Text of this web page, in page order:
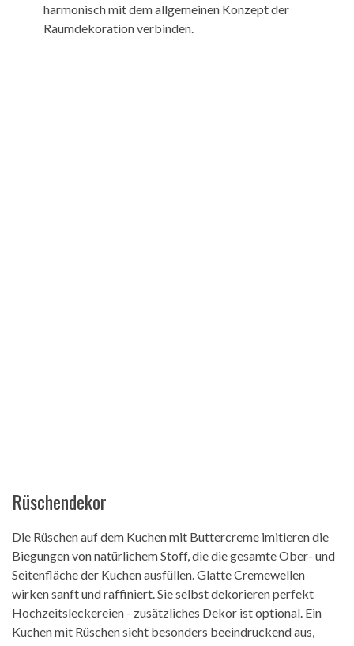
harmonisch mit dem allgemeinen Konzept der
Raumdekoration verbinden.
Rüschendekor
Die Rüschen auf dem Kuchen mit Buttercreme imitieren die
Biegungen von natürlichem Stoff, die die gesamte Ober- und
Seitenfläche der Kuchen ausfüllen. Glatte Cremewellen
wirken sanft und raffiniert. Sie selbst dekorieren perfekt
Hochzeitsleckereien - zusätzliches Dekor ist optional. Ein
Kuchen mit Rüschen sieht besonders beeindruckend aus,